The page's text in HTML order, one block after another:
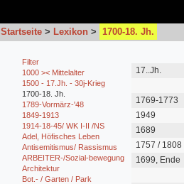
Startseite > Lexikon > 1700-18. Jh.
Filter
1000 >< Mittelalter
1500 - 17.Jh. - 30j-Krieg
1700-18. Jh.
1789-Vormärz-'48
1849-1913
1914-18-45/ WK I-II /NS
Adel, Höfisches Leben
Antisemitismus/ Rassismus
ARBEITER-/Sozial-bewegung
Architektur
Bot.- / Garten / Park
17..Jh.
1769-1773
1949
1689
1757 / 1808
1699, Ende